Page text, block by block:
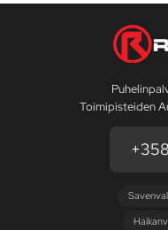
Toimipisteiden